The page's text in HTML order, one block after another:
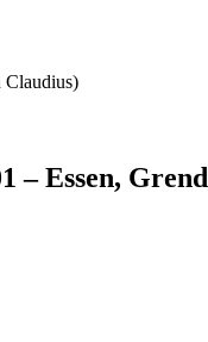
Claudius)
– Essen, Grend